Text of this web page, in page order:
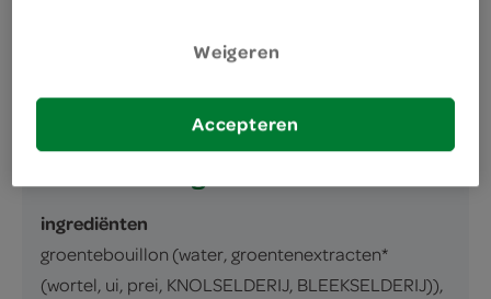
320 Gram
ingrediënten
groentebouillon (water, groentenextracten*
(wortel, ui, prei, KNOLSELDERIJ, BLEEKSELDERIJ)),
Weigeren
Accepteren